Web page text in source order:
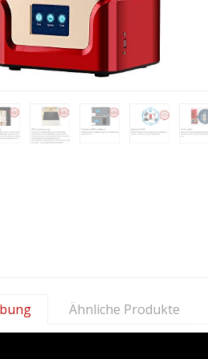
Ähnliche Produkte